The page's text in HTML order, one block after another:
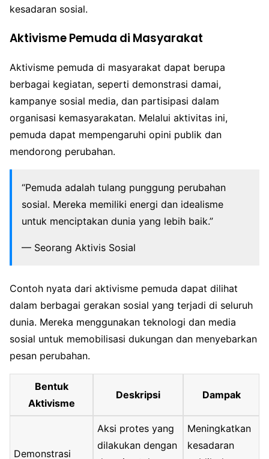
kesadaran sosial.
Aktivisme Pemuda di Masyarakat
Aktivisme pemuda di masyarakat dapat berupa
berbagai kegiatan, seperti demonstrasi damai,
kampanye sosial media, dan partisipasi dalam
organisasi kemasyarakatan. Melalui aktivitas ini,
pemuda dapat mempengaruhi opini publik dan
mendorong perubahan.
“Pemuda adalah tulang punggung perubahan
sosial. Mereka memiliki energi dan idealisme
untuk menciptakan dunia yang lebih baik.”
— Seorang Aktivis Sosial
Contoh nyata dari aktivisme pemuda dapat dilihat
dalam berbagai gerakan sosial yang terjadi di seluruh
dunia. Mereka menggunakan teknologi dan media
sosial untuk memobilisasi dukungan dan menyebarkan
pesan perubahan.
Bentuk
Aktivisme
Deskripsi Dampak
Demonstrasi
Aksi protes yang
dilakukan dengan
Meningkatkan
kesadaran